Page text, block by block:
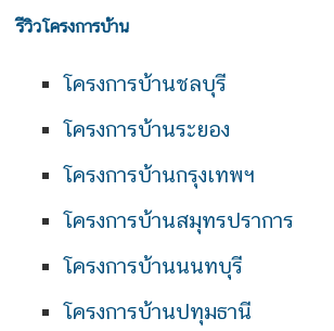
รีวิวโครงการบ้าน
โครงการบ้านชลบุรี
โครงการบ้านระยอง
โครงการบ้านกรุงเทพฯ
โครงการบ้านสมุทรปราการ
โครงการบ้านนนทบุรี
โครงการบ้านปทุมธานี